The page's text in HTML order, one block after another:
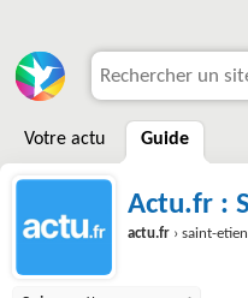
Votre actu Guide
Actu.fr :
actu.fr › saint-